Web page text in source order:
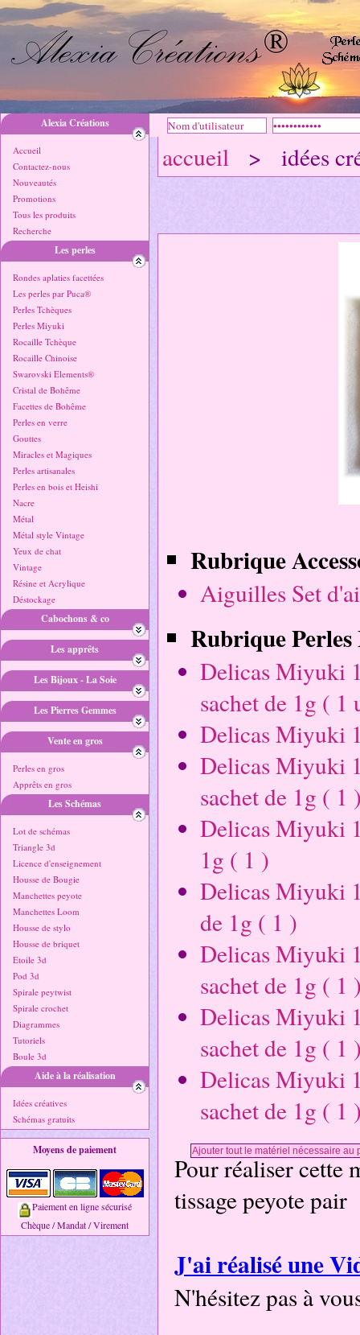
Alexia Créations
Accueil
Contactez-nous
Nouveautés
Promotions
Tous les produits
Recherche
Les perles
Rondes aplaties facettées
Les perles par Puca®
Perles Tchèques
Perles Miyuki
Rocaille Tchèque
Rocaille Chinoise
Swarovski Elements®
Cristal de Bohême
Facettes de Bohême
Perles en verre
Gouttes
Miracles et Magiques
Perles artisanales
Perles en bois et Heishi
Nacre
Métal
Métal style Vintage
Yeux de chat
Vintage
Résine et Acrylique
Déstockage
Cabochons & co
Les apprêts
Les Bijoux - La Soie
Les Pierres Gemmes
Vente en gros
Perles en gros
Apprêts en gros
Les Schémas
Lot de schémas
Triangle 3d
Licence d'enseignement
Housse de Bougie
Manchettes peyote
Manchettes Loom
Housse de stylo
Housse de briquet
Etoile 3d
Pod 3d
Spirale peytwist
Spirale crochet
Diagrammes
Tutoriels
Boule 3d
Aide à la réalisation
Idées créatives
Schémas gratuits
Moyens de paiement
Paiement en ligne sécurisé
Chèque / Mandat / Virement
accueil > idées
Rubrique
Aiguilles Set
Rubrique
Delicas Miyuki
sachet de 1g (
Delicas Miyuki
Delicas Miyuki
sachet de 1g ( 1
Delicas Miyuki
1g ( 1 )
Delicas Miyuki
de 1g ( 1 )
Delicas Miyuki
sachet de 1g ( 1
Delicas Miyuki
sachet de 1g ( 1
Delicas Miyuki
sachet de 1g ( 1
Pour réaliser cette
tissage peyote pair
J'ai réalisé une
N'hésitez pas à